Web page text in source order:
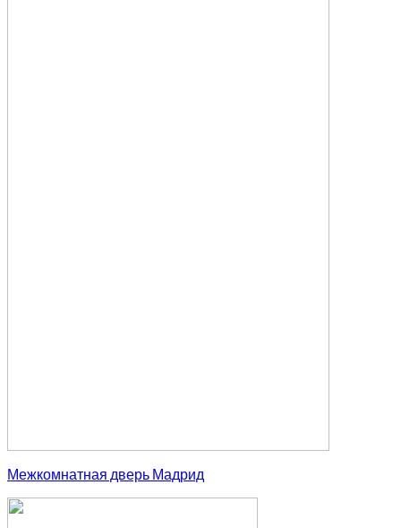
Межкомнатная дверь Мадрид